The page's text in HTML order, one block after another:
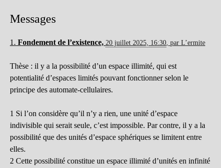
Messages
1. Fondement de l’existence, 20 juillet 2025, 16:30, par L’ermite
Thèse : il y a la possibilité d’un espace illimité, qui est
potentialité d’espaces limités pouvant fonctionner selon le
principe des automate-cellulaires.
1 Si l’on considère qu’il n’y a rien, une unité d’espace
indivisible qui serait seule, c’est impossible. Par contre, il y a la
possibilité que des unités d’espace sphériques se limitent entre
elles.
2 Cette possibilité constitue un espace illimité d’unités en infinité